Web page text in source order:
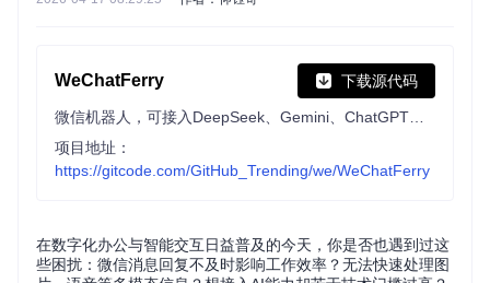
WeChatFerry 下载源代码
项目地址：
https://gitcode.com/GitHub_Trending/we/WeChatFerry
在数字化办公与智能交互日益普及的今天，你是否也遇到过这
些困扰：微信消息回复不及时影响工作效率？无法快速处理图